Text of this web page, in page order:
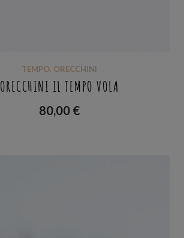
TEMPO, ORECCHINI
ORECCHINI IL TEMPO VOLA
80,00 €